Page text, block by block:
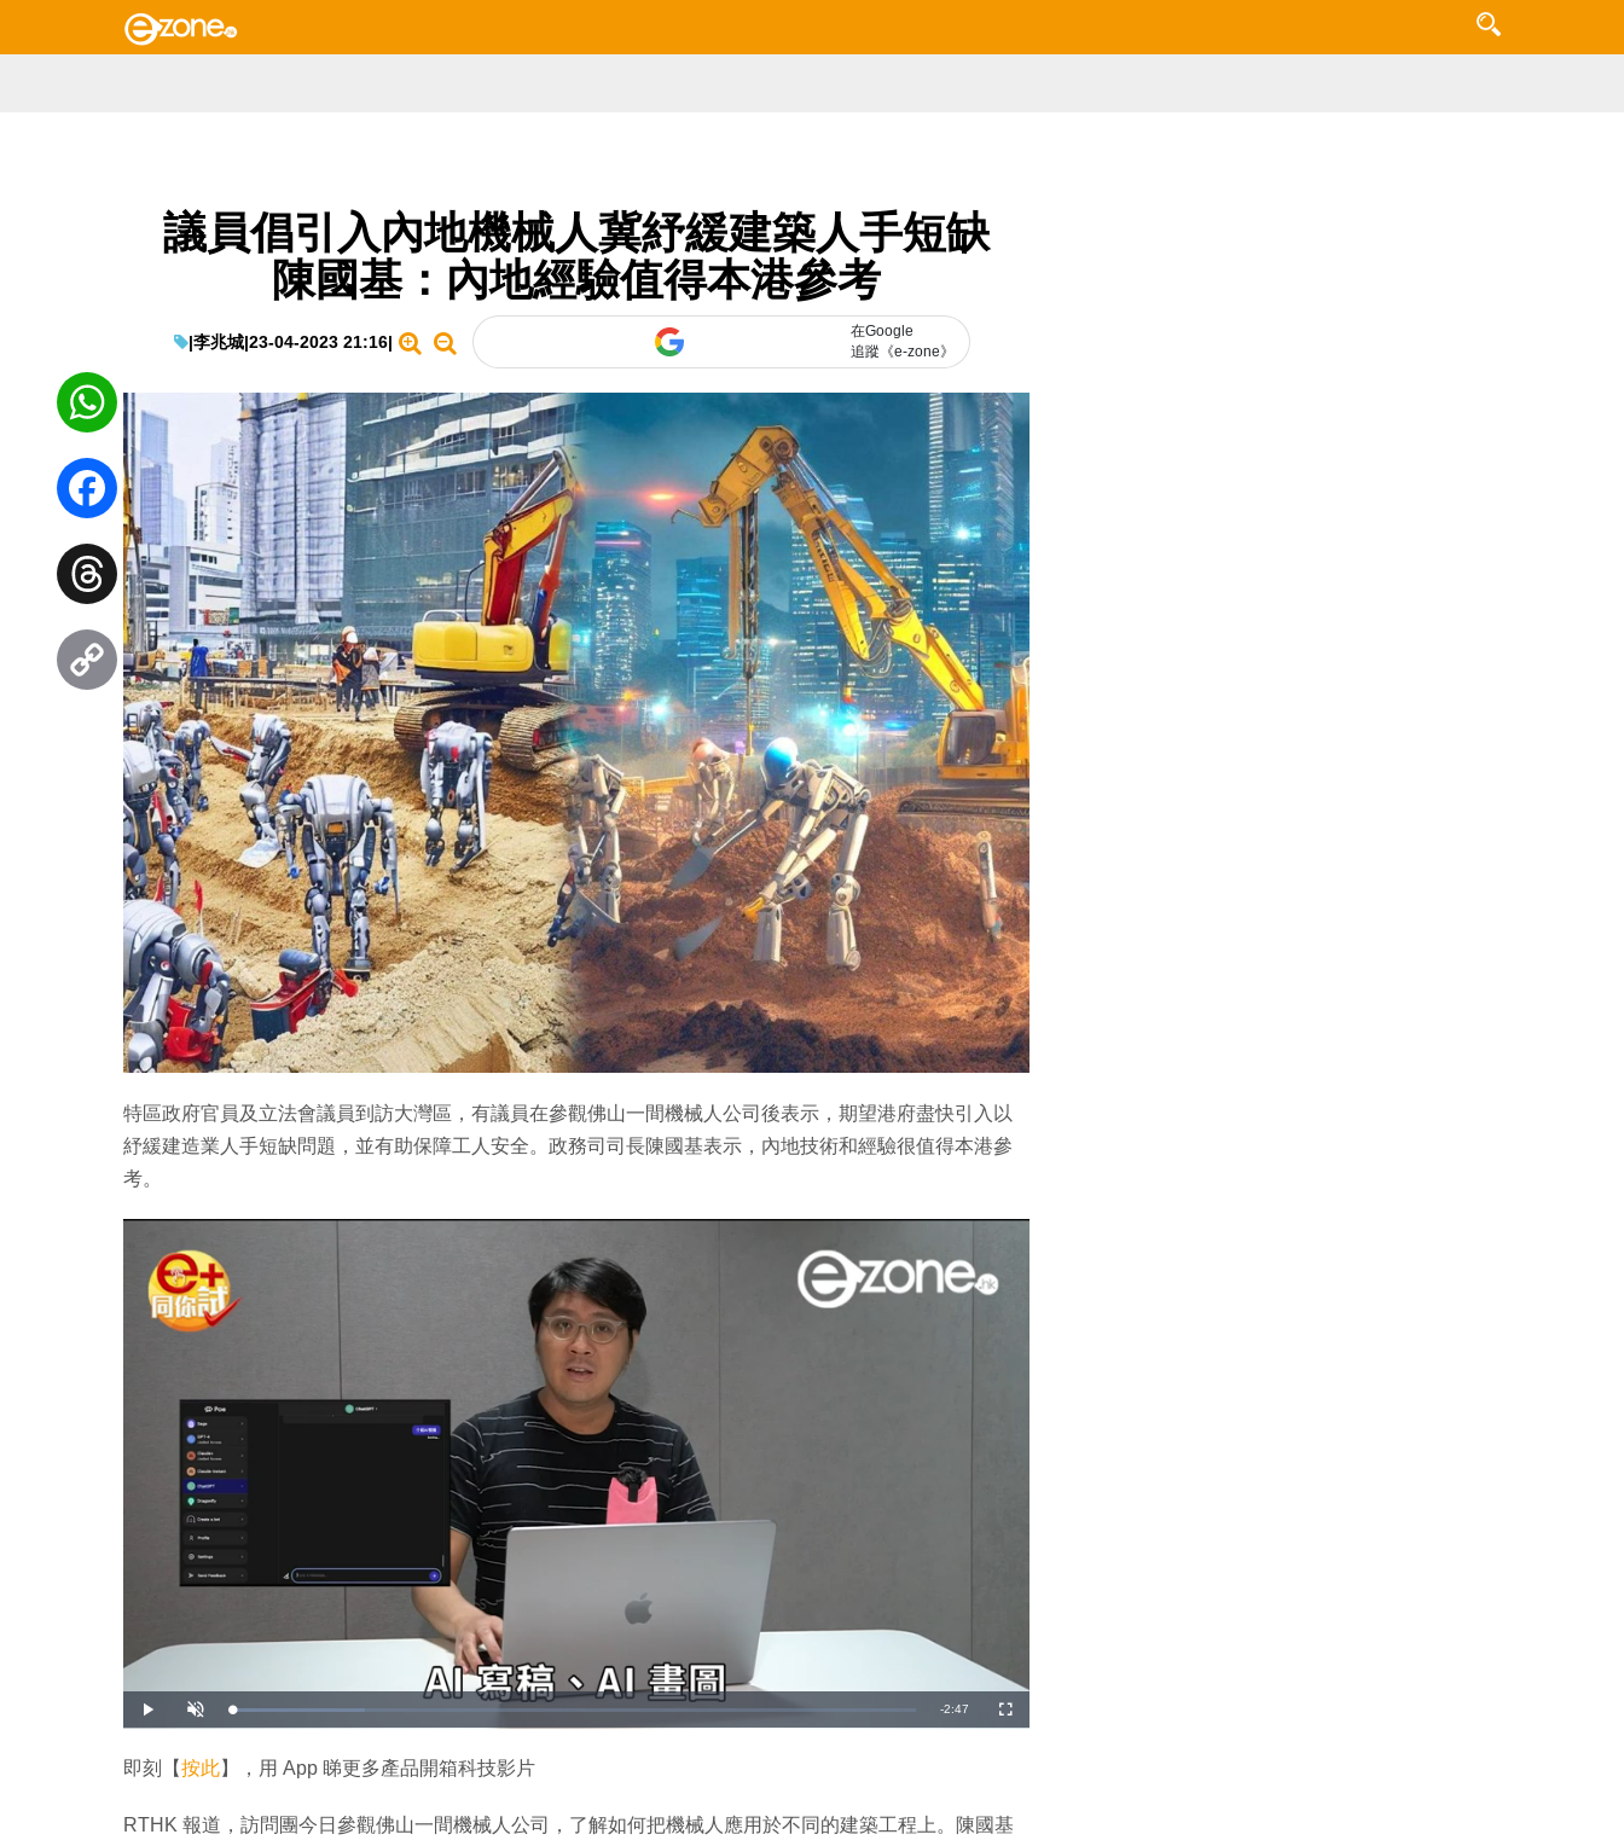
議員倡引入內地機械人冀紓緩建築人手短缺
陳國基：內地經驗值得本港參考
|李兆城|23-04-2023 21:16|
在Google
追蹤《e-zone》
特區政府官員及立法會議員到訪大灣區，有議員在參觀佛山一間機械人公司後表示，期望港府盡快引入以
紓緩建造業人手短缺問題，並有助保障工人安全。政務司司長陳國基表示，內地技術和經驗很值得本港參
考。
播
放
開
啟
載
入
:
1
0
%
剩
-2:47
全
螢
即刻【按此】，用 App 睇更多產品開箱科技影片
RTHK 報道，訪問團今日參觀佛山一間機械人公司，了解如何把機械人應用於不同的建築工程上。陳國基
WhatsApp
Facebook
Threads
Copy
Link